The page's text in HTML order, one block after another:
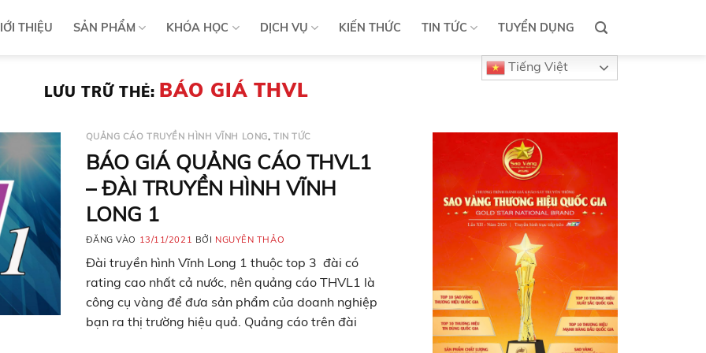
THIỆU SẢN PHẨM KHÓA HỌC DỊCH VỤ KIẾN THỨC TIN TỨC TUYỂN DỤNG
Tiếng Việt
LƯU TRỮ THẺ: BÁO GIÁ THVL
QUẢNG CÁO TRUYỀN HÌNH VĨNH LONG, TIN TỨC
BÁO GIÁ QUẢNG CÁO THVL1
– ĐÀI TRUYỀN HÌNH VĨNH
LONG 1
ĐĂNG VÀO 13/11/2021 BỞI NGUYÊN THẢO
Đài truyền hình Vĩnh Long 1 thuộc top 3 đài có
rating cao nhất cả nước, nên quảng cáo THVL1 là
công cụ vàng để đưa sản phẩm của doanh nghiệp
bạn ra thị trường hiệu quả. Quảng cáo trên đài